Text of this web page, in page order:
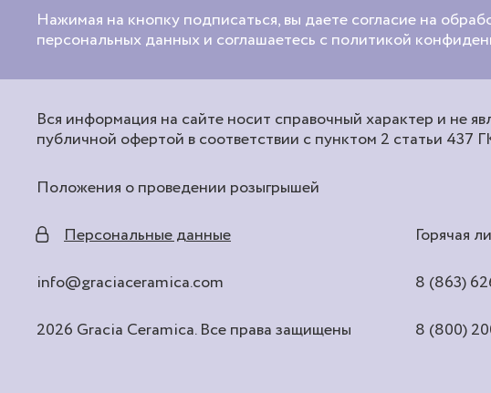
Нажимая на кнопку подписаться, вы даете согласие на
персональных данных и соглашаетесь с политикой
Вся информация на сайте носит справочный характер и не
публичной офертой в соответствии с пунктом 2 статьи 437
Положения о проведении розыгрышей
Персональные данные
info@graciaceramica.com
2026 Gracia Ceramica. Все права защищены
Горячая
8 (863)
8 (800)